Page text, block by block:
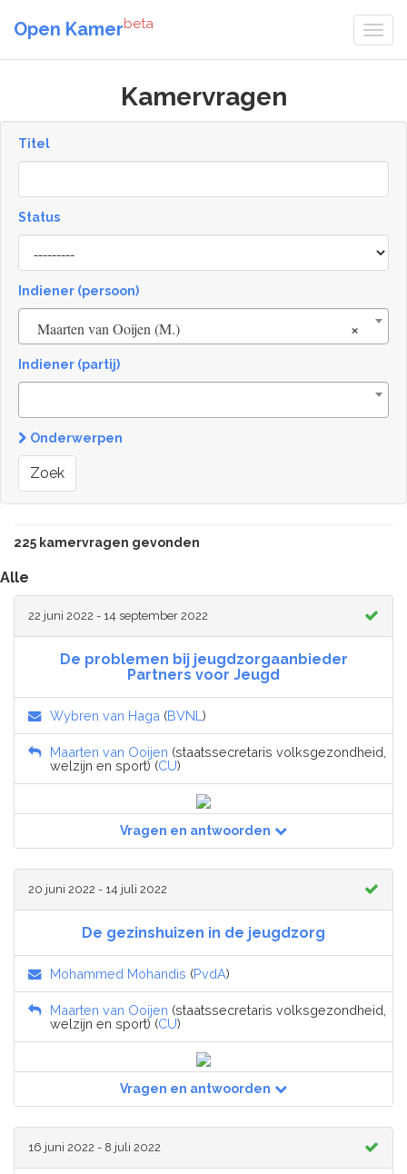
Open Kamerbeta
Kamervragen
Titel
Status
[invalid
name]
Indiener (persoon)
×
Maarten van Ooijen (M.)
Indiener (partij)
Onderwerpen
Zoek
225 kamervragen gevonden
Alle
22 juni 2022 - 14 september 2022
De problemen bij jeugdzorgaanbieder
Partners voor Jeugd
Wybren van Haga (BVNL )
Maarten van Ooijen (staatssecretaris volksgezondheid,
welzijn en sport) (CU)
Vragen en antwoorden
20 juni 2022 - 14 juli 2022
De gezinshuizen in de jeugdzorg
Mohammed Mohandis (PvdA)
Maarten van Ooijen (staatssecretaris volksgezondheid,
welzijn en sport) (CU)
Vragen en antwoorden
16 juni 2022 - 8 juli 2022